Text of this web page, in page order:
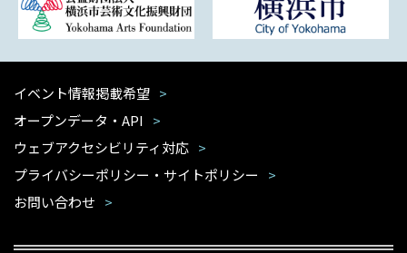
イベント情報掲載希望
オープンデータ・API
ウェブアクセシビリティ対応
プライバシーポリシー・サイトポリシー
お問い合わせ